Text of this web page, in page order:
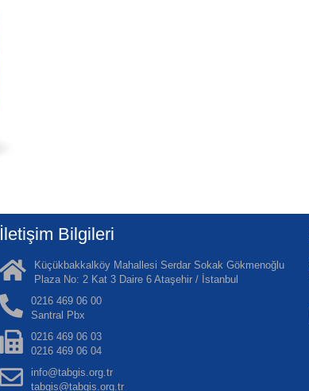
İletişim Bilgileri
Küçükbakkalköy Mahallesi Serdar Sokak Gökmenoğlu
Plaza No: 2 Kat 3 Daire 6 Ataşehir / İstanbul
0216 469 06 00
Santral Pbx
0216 469 06 03
0216 469 06 04
info@tabgis.org.tr
tabgis@tabgis.org.tr